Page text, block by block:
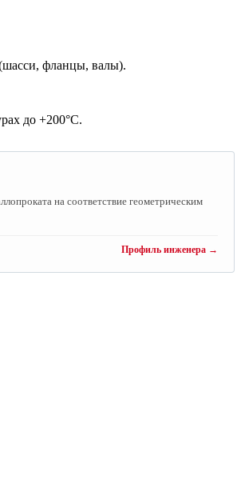
фланцы, валы).
до +200°C.
на соответствие геометрическим
Профиль инженера →